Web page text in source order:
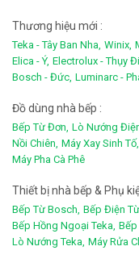
Thương hiệu mới :
Teka - Tây Ban Nha, Winix,
Elica - Ý, Electrolux - Thụy
Bosch - Đức, Luminarc -
Đồ dùng nhà bếp :
Bếp Từ Đơn, Lò Nướng
Nồi Chiên, Máy Xay Sinh Tố,
Máy Pha Cà Phê
Thiết bị nhà bếp & Phụ
Bếp Từ Bosch, Bếp Điện
Bếp Hồng Ngoại Teka, Bếp
Lò Nướng Teka, Máy Rửa